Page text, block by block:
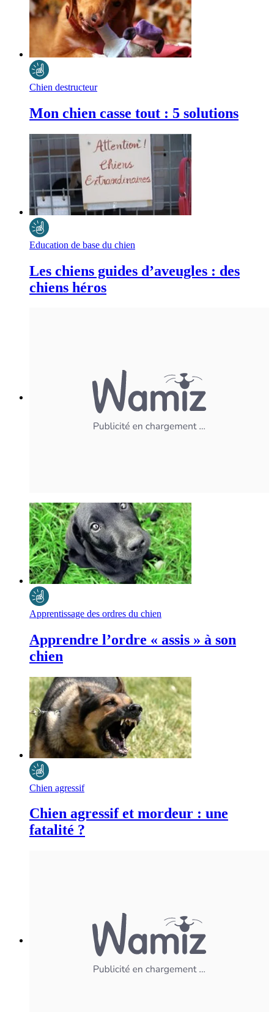
Chien destructeur
Mon chien casse tout : 5 solutions
Education de base du chien
Les chiens guides d’aveugles : des
chiens héros
Apprentissage des ordres du chien
Apprendre l’ordre « assis » à son
chien
Chien agressif
Chien agressif et mordeur : une
fatalité ?